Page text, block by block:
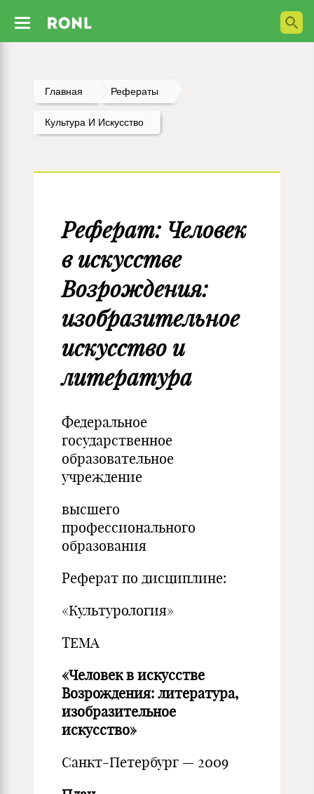
Главная Рефераты
Культура И Искусство
Реферат: Человек
в искусстве
Возрождения:
изобразительное
искусство и
литература
Федеральное
государственное
образовательное
учреждение
высшего
профессионального
образования
Реферат по дисциплине:
«Культурология»
ТЕМА
«Человек в искусстве
Возрождения: литература,
изобразительное
искусство»
Санкт-Петербург — 2009